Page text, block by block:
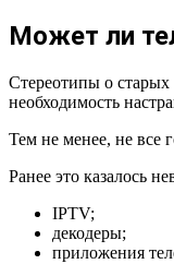
Может ли
Стереотипы о
необходимость
Тем не менее, не все
Ранее это казалось
IPTV;
декодеры;
приложения